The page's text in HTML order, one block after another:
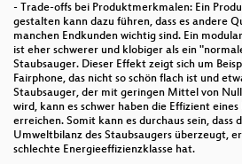
- Trade-offs bei Produktmerkmalen: Ein
gestalten kann dazu führen, dass es andere
manchen Endkunden wichtig sind. Ein
ist eher schwerer und klobiger als ein
Staubsauger. Dieser Effekt zeigt sich um
Fairphone, das nicht so schön flach ist und
Staubsauger, der mit geringen Mittel von
wird, kann es schwer haben die Effizient
erreichen. Somit kann es durchaus sein, dass
Umweltbilanz des Staubsaugers überzeugt,
schlechte Energieeffizienzklasse hat.